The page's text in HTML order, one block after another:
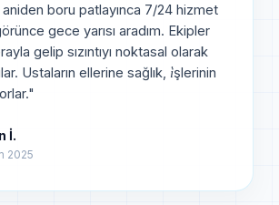
aniden boru patlayınca 7/24 hizmet
gece yarısı aradım. Ekipler
gelip sızıntıyı noktasal olarak
Ustaların ellerine sağlık, i̇şlerinin
"
İ.
2025